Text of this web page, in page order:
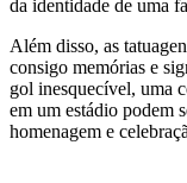
da identidade de uma
Além disso, as
consigo memórias e
gol inesquecível, uma
em um estádio podem
homenagem e